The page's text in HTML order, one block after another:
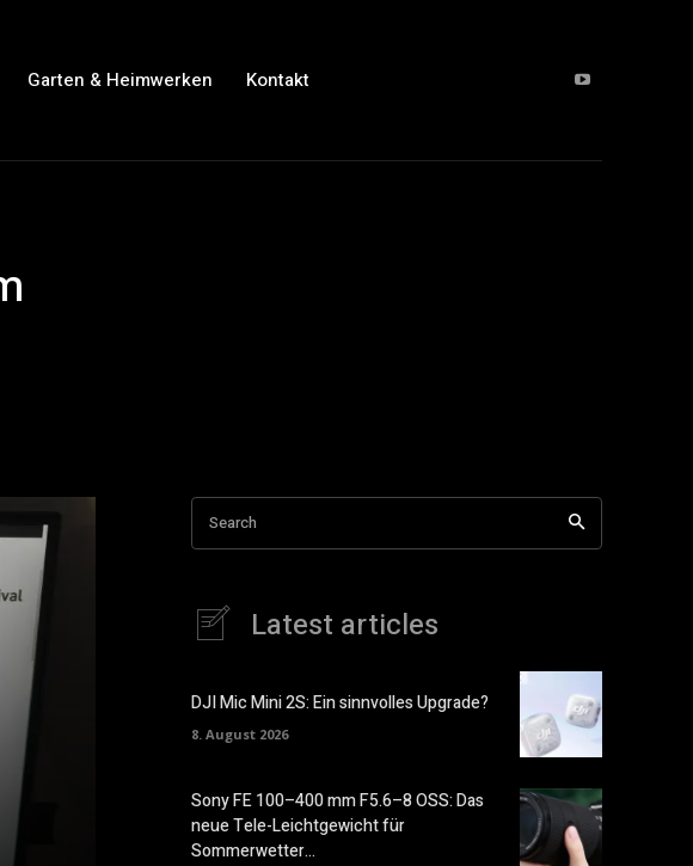
Garten & Heimwerken Kontakt
Search
Latest articles
DJI Mic Mini 2S: Ein sinnvolles Upgrade?
8. August 2026
Sony FE 100–400 mm F5.6–8 OSS: Das
neue Tele-Leichtgewicht für
Sommerwetter…